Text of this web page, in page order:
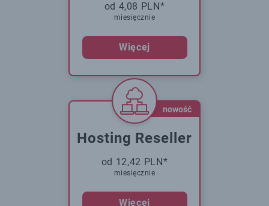
od 4,08 PLN*
miesięcznie
Więcej
nowość
Hosting Reseller
od 12,42 PLN*
miesięcznie
Więcej